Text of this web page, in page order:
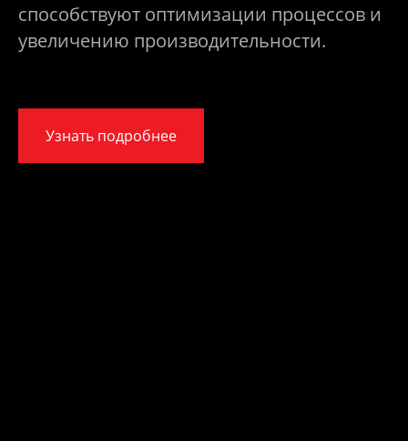
способствуют оптимизации процессов и
увеличению производительности.
Узнать подробнее